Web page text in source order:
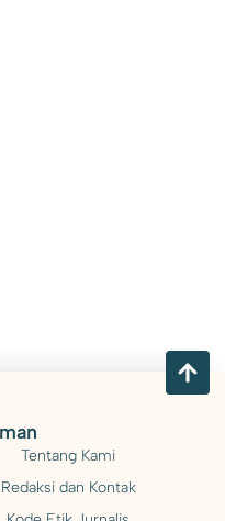
Tentang Kami
Redaksi dan Kontak